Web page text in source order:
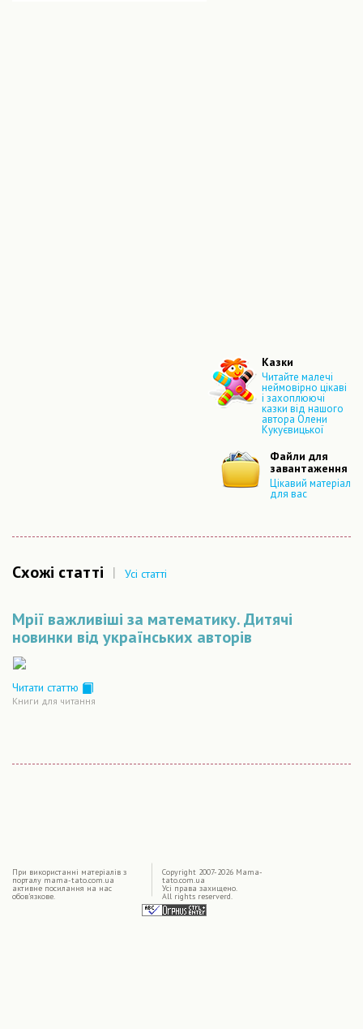
Казки
Читайте малечі
неймовірно цікаві
і захоплюючі
казки від нашого
автора Олени
Кукуєвицької
Файли для
завантаження
Цікавий матеріал
для вас
Схожі статті | Усі статті
Мрії важливіші за математику. Дитячі
новинки від українських авторів
Читати статтю
Книги для читання
При використаннi матерiалiв з
порталу mama-tato.com.ua
активне посилання на нас
обов'язкове.
Copyright 2007-2026 Mama-
tato.com.ua
Усі права захищено.
All rights reserverd.